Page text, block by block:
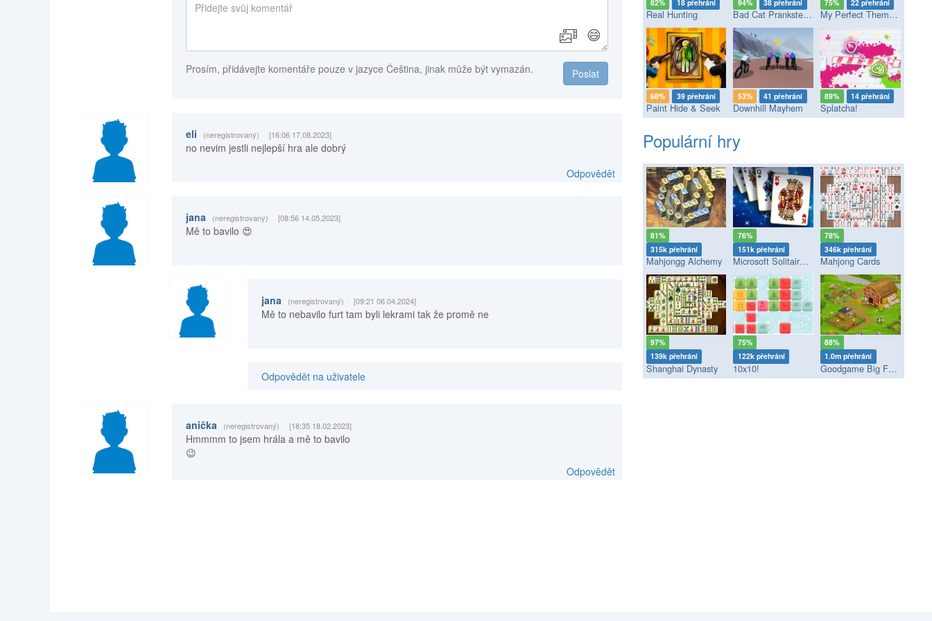
😄
Poslat
Prosím, přidávejte komentáře pouze v jazyce Čeština, jinak může být vymazán.
eli (neregistrovaný) [16:06 17.08.2023]
no nevim jestli nejlepší hra ale dobrý
Odpovědět
jana (neregistrovaný) [08:56 14.05.2023]
Mě to bavilo 😍
jana (neregistrovaný) [09:21 06.04.2024]
Mě to nebavilo furt tam byli lekrami tak že promě ne
Odpovědět na uživatele
anička (neregistrovaný) [18:35 18.02.2023]
Hmmmm to jsem hrála a mě to bavilo
😉
Odpovědět
82% 18 přehrání
Real Hunting
94% 38 přehrání
Bad Cat Prankster - Mom’s Return
75% 22 přehrání
My Perfect Theme Park
68% 39 přehrání
Paint Hide & Seek
53% 41 přehrání
Downhill Mayhem
89% 14 přehrání
Splatcha!
Populární hry
81%
315k přehrání
Mahjongg Alchemy
76%
151k přehrání
Microsoft Solitaire Collection
78%
346k přehrání
Mahjong Cards
97%
139k přehrání
Shanghai Dynasty
75%
122k přehrání
10x10!
88%
1.0m přehrání
Goodgame Big Farm